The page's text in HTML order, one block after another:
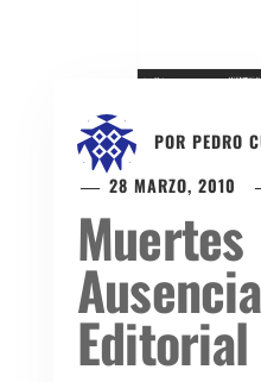
POR PEDRO
28 MARZO, 2010